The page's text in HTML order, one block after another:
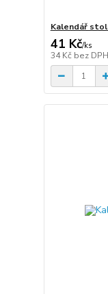
Kalendář
41 Kč/ks
34 Kč bez DPH